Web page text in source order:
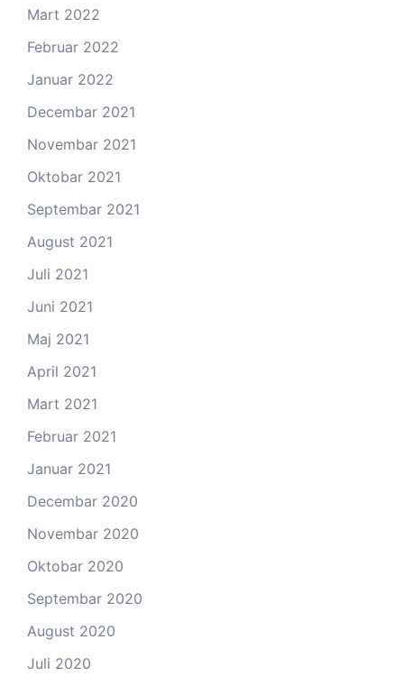
Mart 2022
Februar 2022
Januar 2022
Decembar 2021
Novembar 2021
Oktobar 2021
Septembar 2021
August 2021
Juli 2021
Juni 2021
Maj 2021
April 2021
Mart 2021
Februar 2021
Januar 2021
Decembar 2020
Novembar 2020
Oktobar 2020
Septembar 2020
August 2020
Juli 2020